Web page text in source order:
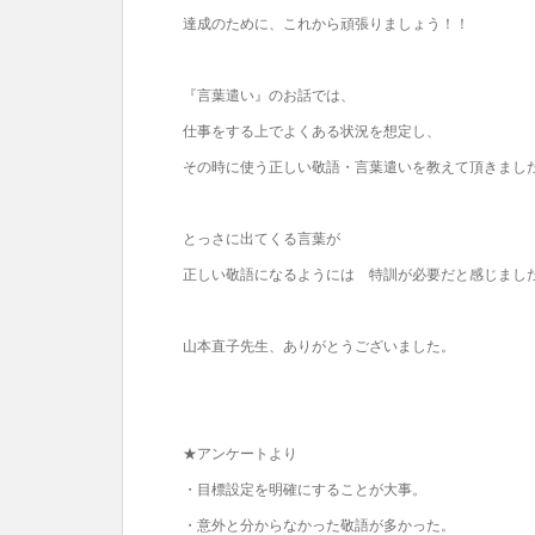
達成のために、これから頑張りましょう！！
『言葉遣い』のお話では、
仕事をする上でよくある状況を想定し、
その時に使う正しい敬語・言葉遣いを教えて頂きまし
とっさに出てくる言葉が
正しい敬語になるようには 特訓が必要だと感じまし
山本直子先生、ありがとうございました。
★アンケートより
・目標設定を明確にすることが大事。
・意外と分からなかった敬語が多かった。